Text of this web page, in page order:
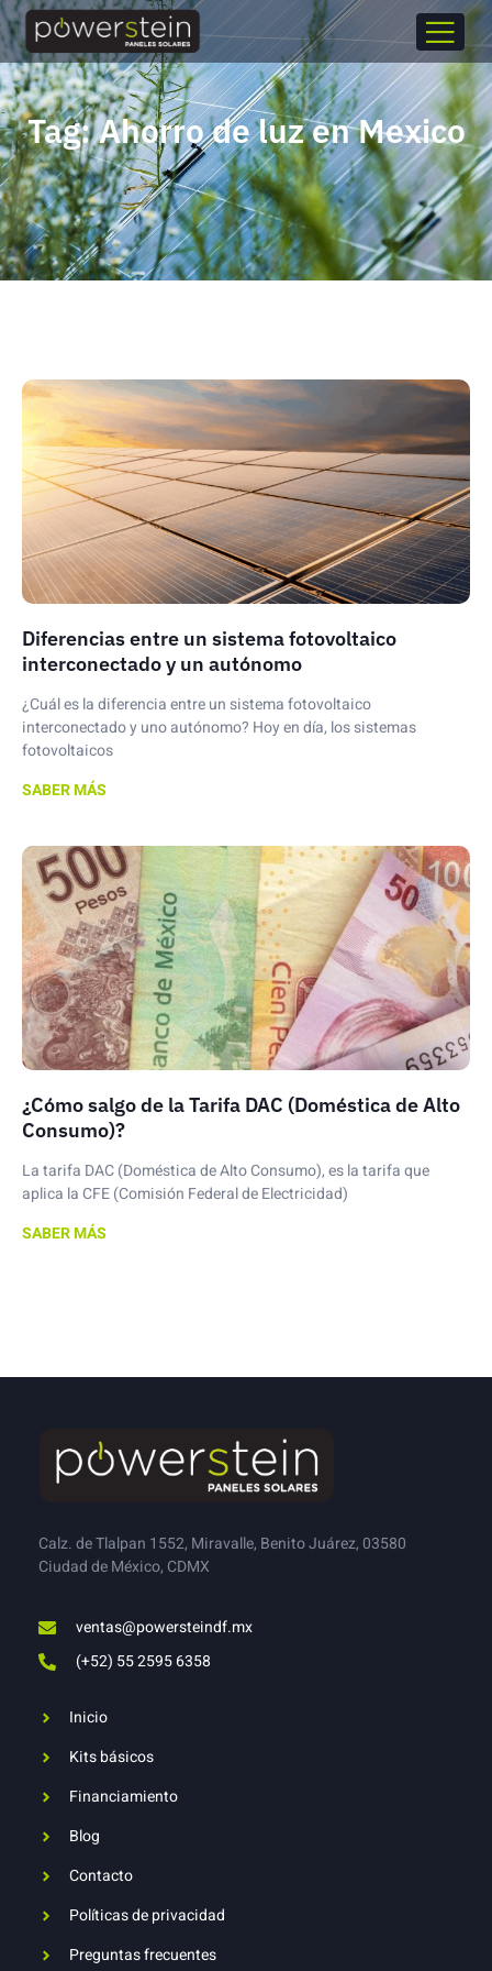
Tag: Ahorro de luz en Mexico
Diferencias entre un sistema fotovoltaico
interconectado y un autónomo
¿Cuál es la diferencia entre un sistema fotovoltaico
interconectado y uno autónomo? Hoy en día, los sistemas
fotovoltaicos
SABER MÁS
¿Cómo salgo de la Tarifa DAC (Doméstica de Alto
Consumo)?
La tarifa DAC (Doméstica de Alto Consumo), es la tarifa que
aplica la CFE (Comisión Federal de Electricidad)
SABER MÁS
Calz. de Tlalpan 1552, Miravalle, Benito Juárez, 03580
Ciudad de México, CDMX
ventas@powersteindf.mx
(+52) 55 2595 6358
Inicio
Kits básicos
Financiamiento
Blog
Contacto
Políticas de privacidad
Preguntas frecuentes